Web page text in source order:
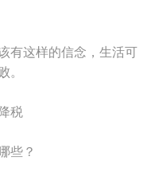
有这样的信念，生活可
。
税
些？